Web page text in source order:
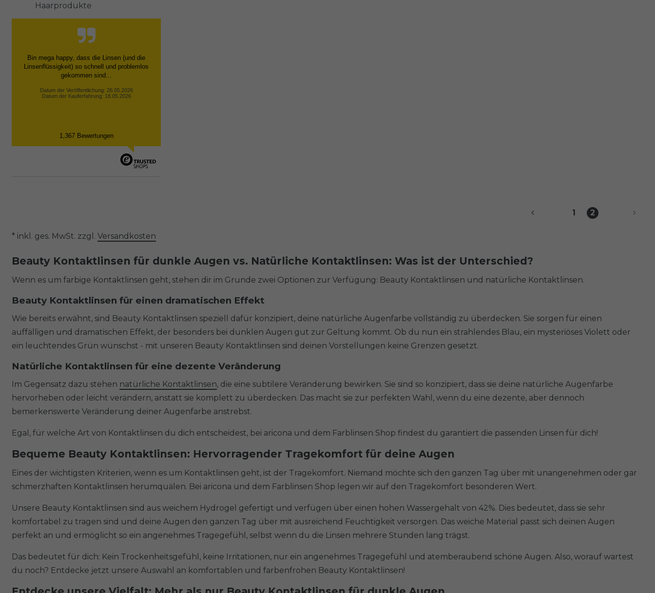
Haarprodukte
Bin mega happy, dass die Linsen (und die
Linsenflüssigkeit) so schnell und problemlos
gekommen sind...
Datum der Veröffentlichung: 26.05.2026
Datum der Kauferfahrung: 18.05.2026
1,367 Bewertungen
1 2
* inkl. ges. MwSt. zzgl. Versandkosten
Beauty Kontaktlinsen für dunkle Augen vs. Natürliche Kontaktlinsen: Was ist der Unterschied?
Wenn es um farbige Kontaktlinsen geht, stehen dir im Grunde zwei Optionen zur Verfügung: Beauty Kontaktlinsen und natürliche Kontaktlinsen.
Beauty Kontaktlinsen für einen dramatischen Effekt
Wie bereits erwähnt, sind Beauty Kontaktlinsen speziell dafür konzipiert, deine natürliche Augenfarbe vollständig zu überdecken. Sie sorgen für einen
auffälligen und dramatischen Effekt, der besonders bei dunklen Augen gut zur Geltung kommt. Ob du nun ein strahlendes Blau, ein mysteriöses Violett oder
ein leuchtendes Grün wünschst - mit unseren Beauty Kontaktlinsen sind deinen Vorstellungen keine Grenzen gesetzt.
Natürliche Kontaktlinsen für eine dezente Veränderung
Im Gegensatz dazu stehen natürliche Kontaktlinsen, die eine subtilere Veränderung bewirken. Sie sind so konzipiert, dass sie deine natürliche Augenfarbe
hervorheben oder leicht verändern, anstatt sie komplett zu überdecken. Das macht sie zur perfekten Wahl, wenn du eine dezente, aber dennoch
bemerkenswerte Veränderung deiner Augenfarbe anstrebst.
Egal, für welche Art von Kontaktlinsen du dich entscheidest, bei aricona und dem Farblinsen Shop findest du garantiert die passenden Linsen für dich!
Bequeme Beauty Kontaktlinsen: Hervorragender Tragekomfort für deine Augen
Eines der wichtigsten Kriterien, wenn es um Kontaktlinsen geht, ist der Tragekomfort. Niemand möchte sich den ganzen Tag über mit unangenehmen oder gar
schmerzhaften Kontaktlinsen herumquälen. Bei aricona und dem Farblinsen Shop legen wir auf den Tragekomfort besonderen Wert.
Unsere Beauty Kontaktlinsen sind aus weichem Hydrogel gefertigt und verfügen über einen hohen Wassergehalt von 42%. Dies bedeutet, dass sie sehr
komfortabel zu tragen sind und deine Augen den ganzen Tag über mit ausreichend Feuchtigkeit versorgen. Das weiche Material passt sich deinen Augen
perfekt an und ermöglicht so ein angenehmes Tragegefühl, selbst wenn du die Linsen mehrere Stunden lang trägst.
Das bedeutet für dich: Kein Trockenheitsgefühl, keine Irritationen, nur ein angenehmes Tragegefühl und atemberaubend schöne Augen. Also, worauf wartest
du noch? Entdecke jetzt unsere Auswahl an komfortablen und farbenfrohen Beauty Kontaktlinsen!